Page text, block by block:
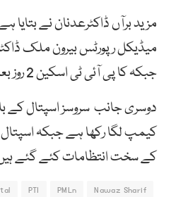
مزید برآں ڈاکٹرعدنان نے بتایا
میڈیکل رپورٹس بیرون ملک
جبکہ کا پی آئی ٹی اسکین 2 روز بعد کرایا جائے گا۔
دوسری جانب سروسز اسپتال کے
کیمپ لگا رکھا ہے جبکہ اسپتال
کے سخت انتظامات کئے گئے
Nawaz Sharif
PMLn
PTI